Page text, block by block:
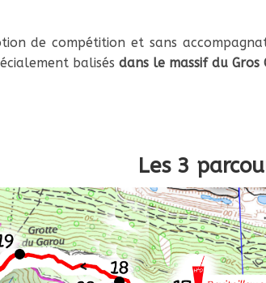
de compétition et sans
balisésdans le massif du Gros
Les 3